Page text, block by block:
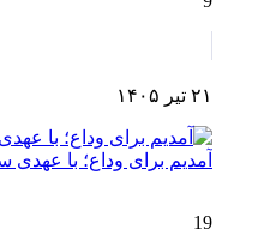
۲۱ تیر ۱۴۰۵
آمدیم برای وداع؛ با عهدی
19